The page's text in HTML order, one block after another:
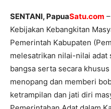
SENTANI, PapuaSatu.com
Kebijakan Kebangkitan
Pemerintah Kabupaten
melesatrikan nilai-nilai adat
bangsa serta secara
menopang dan memberi
ketrampilan dan jati diri